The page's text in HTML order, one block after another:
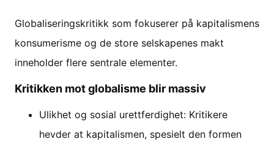
Globaliseringskritikk som fokuserer på kapitalismens
konsumerisme og de store selskapenes makt
inneholder flere sentrale elementer.
Kritikken mot globalisme blir massiv
Ulikhet og sosial urettferdighet: Kritikere
hevder at kapitalismen, spesielt den formen